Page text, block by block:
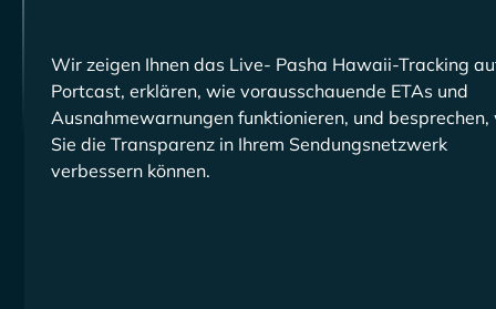
Wir zeigen Ihnen das Live-
-Tracking
Portcast, erklären, wie vorausschauende ETAs und
Ausnahmewarnungen funktionieren, und besprechen,
Sie die Transparenz in Ihrem Sendungsnetzwerk
verbessern können.